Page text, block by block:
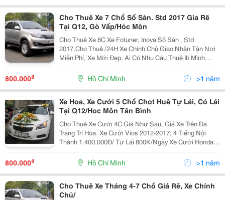
Cho Thuê Xe 7 Chổ Số Sàn. Std 2017 Gia Rẽ
Tại Q12, Gò Vấp/Hóc Môn
Cho Thuê Xe 8C Xe Fotuner, Inova Số Sàn , Std
2017,Cho Thuê /24H Xe Chính Chủ Giao Nhận Tận Nơi
Miễn Phí, Xe Mới Đẹp, Ai Có Nhu Càu Thuê Ib Mình
Nha.thủ Tục Đơn Giản. Thủ Tục: Hk, Kt3 Gốc Tp,
Gpdkkd(Trong 3 Cái Phải Có 1 Cai)Cm+Bl Photo, Xe
Máy+Cavet
800.000₫ Hồ Chí Minh >1 năm
Xe Hoa, Xe Cưới 5 Chổ Chot Huê Tự Lái, Có Lái
Tại Q12/Hoc Môn Tân Bình
Cho Thuê Xe Cưới 4C Giá Như Sau, Giá Xe Trên Đã
Trang Trí Hoa. Xe Cưới Vios 2012-2017; 4 Tiếng Nội
Thành 1.400.000Đ/ Tự Lái 800K/Ngày Xe Cưới Honda
City 2015-2017 4 Tiếng Nội Thành 1.5Tr/ Tự Lái
1Tr/Ngày/ Xe Cưới Chevolet Crule 2015 4 Tiếng
800.000₫ Hồ Chí Minh >1 năm
Cho Thuê Xe Tháng 4-7 Chổ Giá Rẽ, Xe Chính
Chủ/